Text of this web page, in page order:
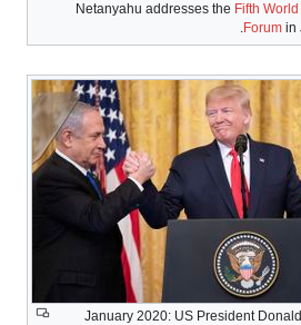
Netanyahu addresses the Fifth
Forum in
28 January 2020: US President